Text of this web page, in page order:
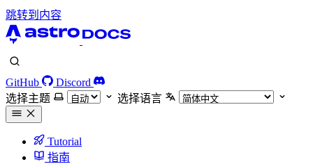
跳转到内容
GitHub
Discord
选择主题
选择语言
Tutorial
指南